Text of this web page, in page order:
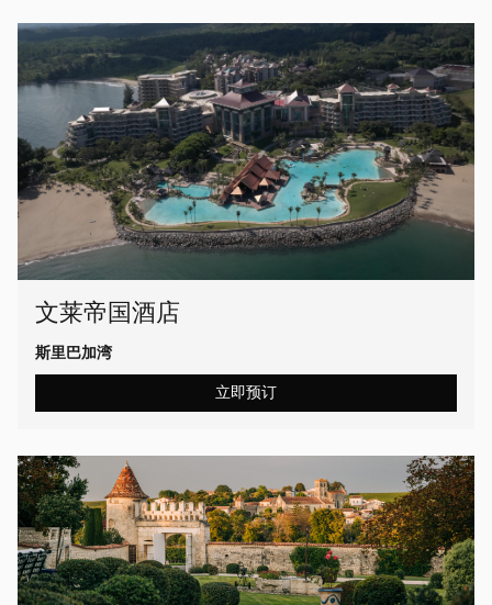
文莱帝国酒店
斯里巴加湾
立即预订